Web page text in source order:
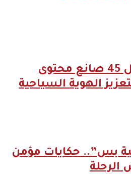
مؤمن الجندي يؤهل 45 صانع محتوى
الهوية السياحية
بس”.. حكايات مؤمن
الرحلة